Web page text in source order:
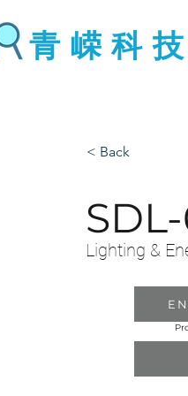
青 嵘 科 技
< Back
Lighting &